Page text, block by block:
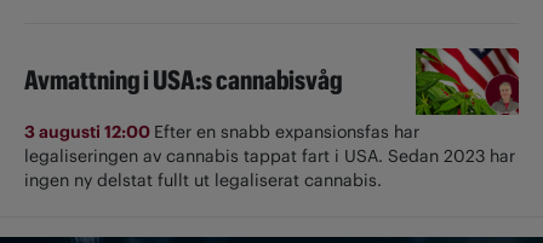
Avmattning i USA:s cannabisvåg
3 augusti 12:00 Efter en snabb expansionsfas har
legaliseringen av cannabis tappat fart i USA. Sedan 2023 har
ingen ny delstat fullt ut ­legaliserat cannabis.